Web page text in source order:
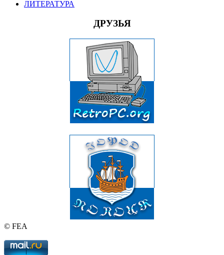
ЛИТЕРАТУРА
ДРУЗЬЯ
© FEA